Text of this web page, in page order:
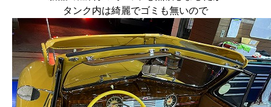
タンク内は綺麗でゴミも無いので